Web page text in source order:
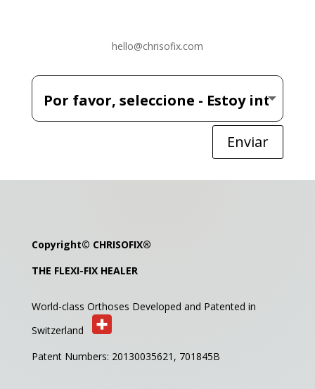
hello@chrisofix.com
Enviar
Copyright© CHRISOFIX®
THE FLEXI-FIX HEALER
World-class Orthoses Developed and Patented in
Switzerland
Patent Numbers: 20130035621, 701845B